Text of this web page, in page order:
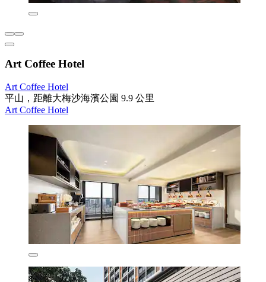
Art Coffee Hotel
Art Coffee Hotel
平山，距離大梅沙海濱公園 9.9 公里
Art Coffee Hotel